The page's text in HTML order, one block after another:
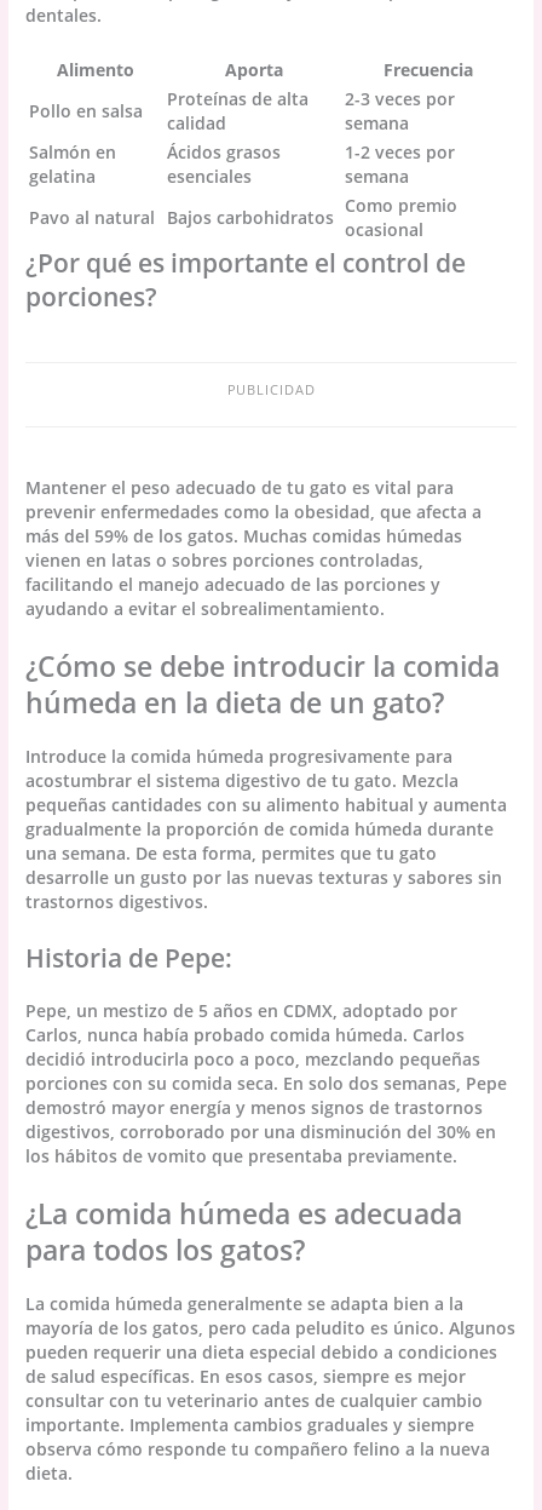
dentales.
Alimento Aporta
Frecuencia
Pollo en salsa
Proteínas de alta
calidad
2-3 veces por
semana
Salmón en
gelatina
Ácidos grasos
esenciales
1-2 veces por
semana
Pavo al natural
Bajos carbohidratos
Como premio
ocasional
¿Por qué es importante el control de
porciones?
PUBLICIDAD
Mantener el peso adecuado de tu gato es vital para
prevenir enfermedades como la obesidad, que afecta a
más del 59% de los gatos. Muchas comidas húmedas
vienen en latas o sobres porciones controladas,
facilitando el manejo adecuado de las porciones y
ayudando a evitar el sobrealimentamiento.
¿Cómo se debe introducir la comida
húmeda en la dieta de un gato?
Introduce la comida húmeda progresivamente para
acostumbrar el sistema digestivo de tu gato. Mezcla
pequeñas cantidades con su alimento habitual y aumenta
gradualmente la proporción de comida húmeda durante
una semana. De esta forma, permites que tu gato
desarrolle un gusto por las nuevas texturas y sabores sin
trastornos digestivos.
Historia de Pepe:
Pepe, un mestizo de 5 años en CDMX, adoptado por
Carlos, nunca había probado comida húmeda. Carlos
decidió introducirla poco a poco, mezclando pequeñas
porciones con su comida seca. En solo dos semanas, Pepe
demostró mayor energía y menos signos de trastornos
digestivos, corroborado por una disminución del 30% en
los hábitos de vomito que presentaba previamente.
¿La comida húmeda es adecuada
para todos los gatos?
La comida húmeda generalmente se adapta bien a la
mayoría de los gatos, pero cada peludito es único. Algunos
pueden requerir una dieta especial debido a condiciones
de salud específicas. En esos casos, siempre es mejor
consultar con tu veterinario antes de cualquier cambio
importante. Implementa cambios graduales y siempre
observa cómo responde tu compañero felino a la nueva
dieta.